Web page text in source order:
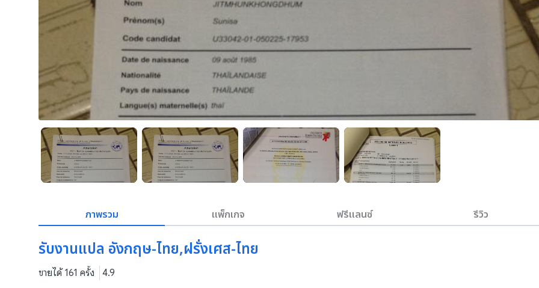
ภาพรวม แพ็กเกจ ฟรีแลนซ์ รีวิว
รับงานแปล อังกฤษ-ไทย,ฝรั่งเศส-ไทย
ขายได้ 161 ครั้ง 4.9